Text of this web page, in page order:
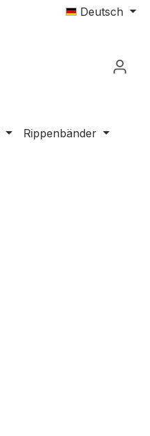
Deutsch
Rippenbänder